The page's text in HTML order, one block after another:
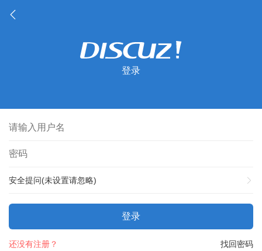
登录
安全提问(未设置请忽略)
登录
找回密码
还没有注册？